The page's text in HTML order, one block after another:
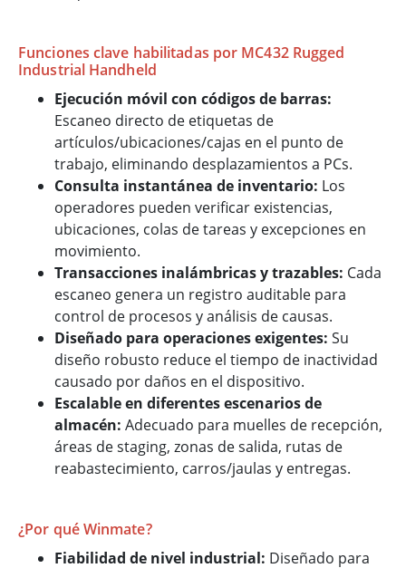
Funciones clave habilitadas por MC432 Rugged
Industrial Handheld
Ejecución móvil con códigos de barras:
Escaneo directo de etiquetas de
artículos/ubicaciones/cajas en el punto de
trabajo, eliminando desplazamientos a PCs.
Consulta instantánea de inventario: Los
operadores pueden verificar existencias,
ubicaciones, colas de tareas y excepciones en
movimiento.
Transacciones inalámbricas y trazables: Cada
escaneo genera un registro auditable para
control de procesos y análisis de causas.
Diseñado para operaciones exigentes: Su
diseño robusto reduce el tiempo de inactividad
causado por daños en el dispositivo.
Escalable en diferentes escenarios de
almacén: Adecuado para muelles de recepción,
áreas de staging, zonas de salida, rutas de
reabastecimiento, carros/jaulas y entregas.
¿Por qué Winmate?
Fiabilidad de nivel industrial: Diseñado para